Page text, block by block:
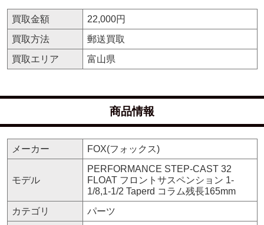
買取金額
22,000円
買取方法
郵送買取
買取エリア
富山県
商品情報
メーカー FOX(フォックス)
モデル
PERFORMANCE STEP-CAST 32
FLOAT フロントサスペンション 1-
1/8,1-1/2 Taperd コラム残長165mm
カテゴリ
パーツ